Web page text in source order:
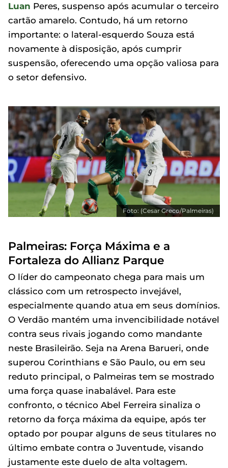
Luan Peres, suspenso após acumular o terceiro
cartão amarelo. Contudo, há um retorno
importante: o lateral-esquerdo Souza está
novamente à disposição, após cumprir
suspensão, oferecendo uma opção valiosa para
o setor defensivo.
Foto: (Cesar Greco/Palmeiras)
Palmeiras: Força Máxima e a
Fortaleza do Allianz Parque
O líder do campeonato chega para mais um
clássico com um retrospecto invejável,
especialmente quando atua em seus domínios.
O Verdão mantém uma invencibilidade notável
contra seus rivais jogando como mandante
neste Brasileirão. Seja na Arena Barueri, onde
superou Corinthians e São Paulo, ou em seu
reduto principal, o Palmeiras tem se mostrado
uma força quase inabalável. Para este
confronto, o técnico Abel Ferreira sinaliza o
retorno da força máxima da equipe, após ter
optado por poupar alguns de seus titulares no
último embate contra o Juventude, visando
justamente este duelo de alta voltagem.